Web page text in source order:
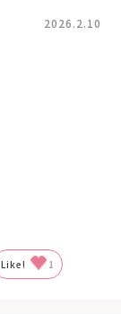
2026.2.10
Like! 1